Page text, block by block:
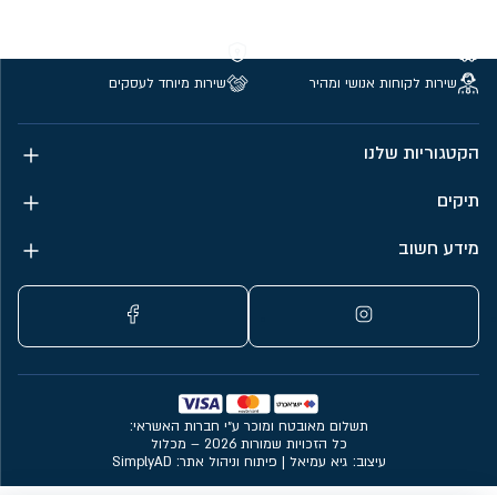
שירות לקוחות אנושי ומהיר
שירות מיוחד לעסקים
הקטגוריות שלנו
תיקים
מידע חשוב
עיצוב: גיא עמיאל | פיתוח וניהול אתר: SimplyAD
תשלום מאובטח ומוכר ע״י חברות האשראי:
כל הזכויות שמורות 2026 – מכלול